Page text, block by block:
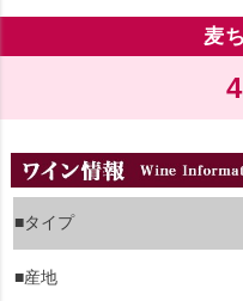
麦
■タイプ
■産地